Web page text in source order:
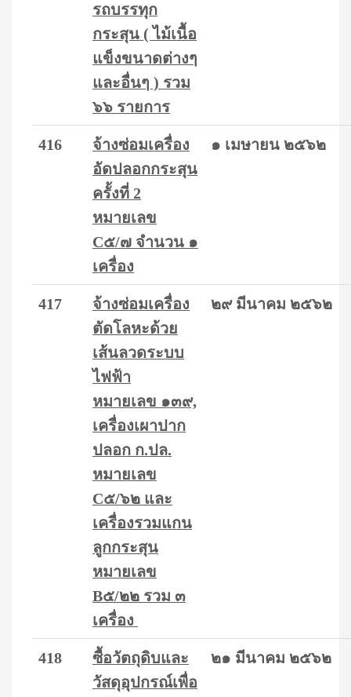
รถบรรทุก
กระสุน ( ไม้เนื้อ
แข็งขนาดต่างๆ
และอื่นๆ ) รวม
๖๖ รายการ
416
จ้างซ่อมเครื่อง
อัดปลอกกระสุน
ครั้งที่ 2
หมายเลข
C๕/๗ จำนวน ๑
เครื่อง
๑ เมษายน ๒๕๖๒
417
จ้างซ่อมเครื่อง
ตัดโลหะด้วย
เส้นลวดระบบ
ไฟฟ้า
หมายเลข ๑๓๙,
เครื่องเผาปาก
ปลอก ก.ปล.
หมายเลข
C๕/๖๒ และ
เครื่องรวมแกน
ลูกกระสุน
หมายเลข
B๕/๒๒ รวม ๓
เครื่อง
๒๙ มีนาคม ๒๕๖๒
418
ซื้อวัตถุดิบและ
วัสดุอุปกรณ์เพื่อ
๒๑ มีนาคม ๒๕๖๒